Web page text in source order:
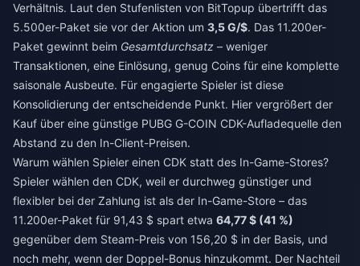
Verhältnis. Laut den Stufenlisten von BitTopup übertrifft das
5.500er-Paket sie vor der Aktion um 3,5 G/$. Das 11.200er-
Paket gewinnt beim Gesamtdurchsatz – weniger
Transaktionen, eine Einlösung, genug Coins für eine komplette
saisonale Ausbeute. Für engagierte Spieler ist diese
Konsolidierung der entscheidende Punkt. Hier vergrößert der
Kauf über eine günstige PUBG G-COIN CDK-Aufladequelle den
Abstand zu den In-Client-Preisen.
Warum wählen Spieler einen CDK statt des In-Game-Stores?
Spieler wählen den CDK, weil er durchweg günstiger und
flexibler bei der Zahlung ist als der In-Game-Store – das
11.200er-Paket für 91,43 $ spart etwa 64,77 $ (41 %)
gegenüber dem Steam-Preis von 156,20 $ in der Basis, und
noch mehr, wenn der Doppel-Bonus hinzukommt. Der Nachteil